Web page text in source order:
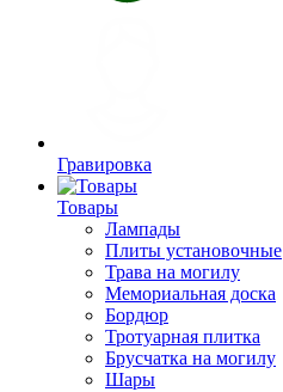
Гравировка
Товары
Лампады
Плиты установочные
Трава на могилу
Мемориальная доска
Бордюр
Тротуарная плитка
Брусчатка на могилу
Шары